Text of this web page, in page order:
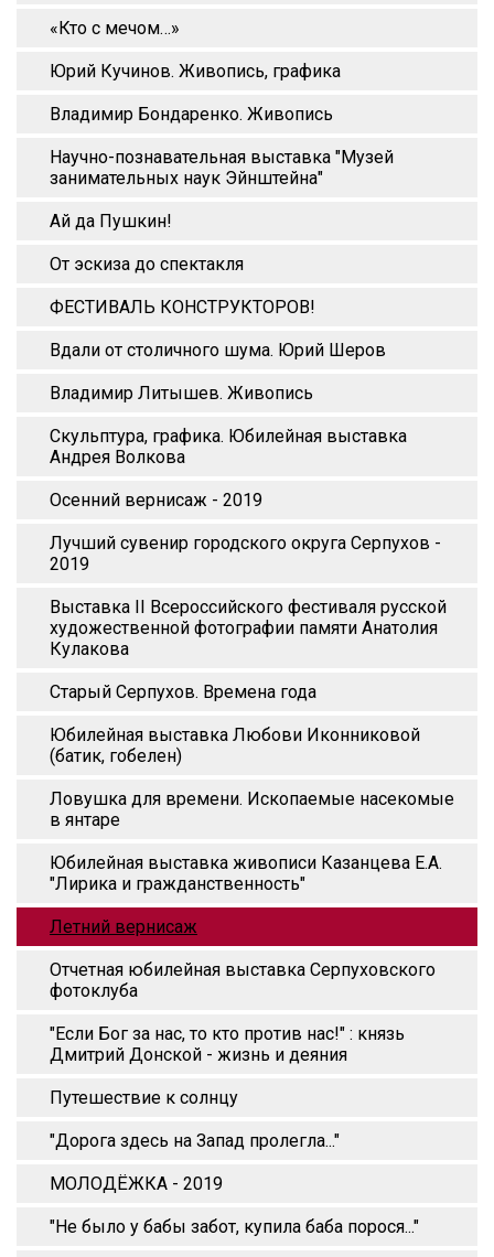
«Кто с мечом…»
Юрий Кучинов. Живопись, графика
Владимир Бондаренко. Живопись
Научно-познавательная выставка "Музей
занимательных наук Эйнштейна"
Ай да Пушкин!
От эскиза до спектакля
ФЕСТИВАЛЬ КОНСТРУКТОРОВ!
Вдали от столичного шума. Юрий Шеров
Владимир Литышев. Живопись
Скульптура, графика. Юбилейная выставка
Андрея Волкова
Осенний вернисаж - 2019
Лучший сувенир городского округа Серпухов -
2019
Выставка II Всероссийского фестиваля русской
художественной фотографии памяти Анатолия
Кулакова
Старый Серпухов. Времена года
Юбилейная выставка Любови Иконниковой
(батик, гобелен)
Ловушка для времени. Ископаемые насекомые
в янтаре
Юбилейная выставка живописи Казанцева Е.А.
"Лирика и гражданственность"
Летний вернисаж
Отчетная юбилейная выставка Серпуховского
фотоклуба
"Если Бог за нас, то кто против нас!" : князь
Дмитрий Донской - жизнь и деяния
Путешествие к солнцу
"Дорога здесь на Запад пролегла..."
МОЛОДЁЖКА - 2019
"Не было у бабы забот, купила баба порося..."